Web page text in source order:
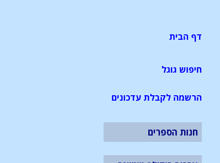
דף הבית
חיפוש גוגל
הרשמה לקבלת עדכונים
חנות הספרים